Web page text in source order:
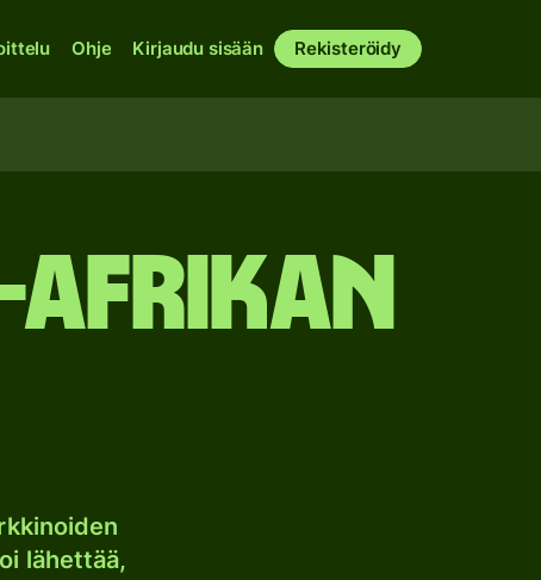
Ohje Kirjaudu sisään Rekisteröidy
Afrikan
lähettää,